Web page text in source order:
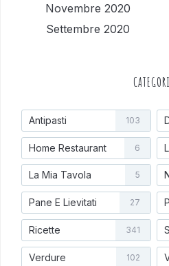
Novembre 2020
Settembre 2020
Antipasti 103
Home Restaurant 6
La Mia Tavola 5
Pane E Lievitati 27
Ricette 341
Verdure 102